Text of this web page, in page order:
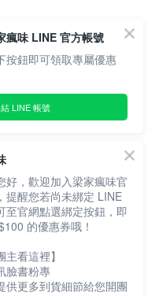
樓
9
瘋味 LINE 官方帳號
按鈕即可領取專屬優惠
LINE 帳號
好，歡迎加入梁家瘋味官
提醒您若尚未綁定 LINE
至官網點選綁定按鈕，即
的優惠券哦！
主看這裡】
臉書粉專
供更多到貨細節給您開團